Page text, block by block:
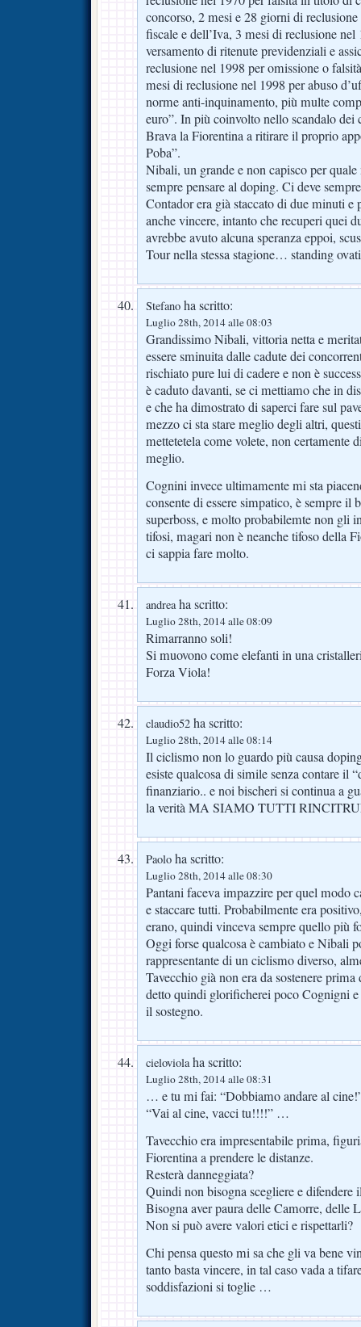
concorso, 2 mesi e 28 giorni di
fiscale e dell’Iva, 3 mesi di reclusione
versamento di ritenute previdenziali e
reclusione nel 1998 per omissione o
mesi di reclusione nel 1998 per abuso
norme anti-inquinamento, più multe
euro”. In più coinvolto nello scandalo dei
Brava la Fiorentina a ritirare il proprio
Poba”.
Nibali, un grande e non capisco per
sempre pensare al doping. Ci deve
Contador era già staccato di due minuti e
anche vincere, intanto che recuperi quei
avrebbe avuto alcuna speranza eppoi,
Tour nella stessa stagione… standing
Stefano ha scritto:
Luglio 28th, 2014 alle 08:03
Grandissimo Nibali, vittoria netta e
essere sminuita dalle cadute dei
rischiato pure lui di cadere e non è
è caduto davanti, se ci mettiamo che in
e che ha dimostrato di saperci fare sul
mezzo ci sta stare meglio degli altri,
mettetetela come volete, non certamente
meglio.
Cognini invece ultimamente mi sta
consente di essere simpatico, è sempre il
superboss, e molto probabilemte non gli
tifosi, magari non è neanche tifoso della
ci sappia fare molto.
andreaha scritto:
Luglio 28th, 2014 alle 08:09
Rimarranno soli!
Si muovono come elefanti in una
Forza Viola!
claudio52 ha scritto:
Luglio 28th, 2014 alle 08:14
Il ciclismo non lo guardo più causa
esiste qualcosa di simile senza contare il
finanziario.. e noi bischeri si continua a
la verità MA SIAMO TUTTI
Paolo ha scritto:
Luglio 28th, 2014 alle 08:30
Pantani faceva impazzire per quel modo
e staccare tutti. Probabilmente era
erano, quindi vinceva sempre quello più
Oggi forse qualcosa è cambiato e Nibali
rappresentante di un ciclismo diverso,
Tavecchio già non era da sostenere prima
detto quindi glorificherei poco Cognigni
il sostegno.
cieloviolaha scritto:
Luglio 28th, 2014 alle 08:31
… e tu mi fai: “Dobbiamo andare al
“Vai al cine, vacci tu!!!!” …
Tavecchio era impresentabile prima,
Fiorentina a prendere le distanze.
Resterà danneggiata?
Quindi non bisogna scegliere e
Bisogna aver paura delle Camorre, delle
Non si può avere valori etici e rispettarli?
Chi pensa questo mi sa che gli va bene
tanto basta vincere, in tal caso vada a
soddisfazioni si toglie …